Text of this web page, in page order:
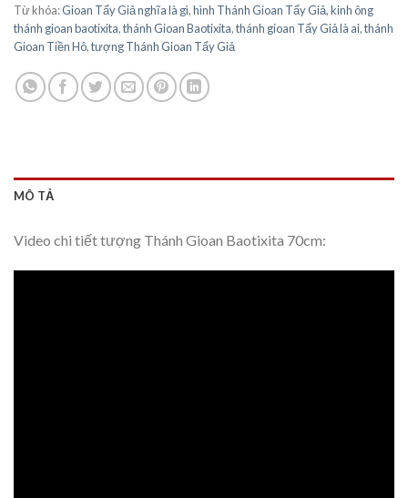
Từ khóa:Gioan Tẩy Giả nghĩa là gì,hình Thánh Gioan Tẩy Giả,kinh ông
thánh gioan baotixita,thánh Gioan Baotixita,thánh gioan Tẩy Giả là ai,thánh
Gioan Tiền Hô,tượng Thánh Gioan Tẩy Giả
MÔ TẢ
Video chi tiết tượng Thánh Gioan Baotixita 70cm: